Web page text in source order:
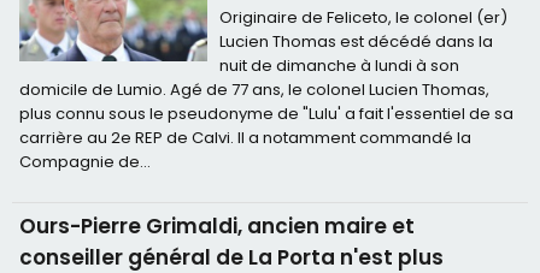
Originaire de Feliceto, le colonel (er)
Lucien Thomas est décédé dans la
nuit de dimanche à lundi à son
domicile de Lumio. Agé de 77 ans, le colonel Lucien Thomas,
plus connu sous le pseudonyme de "Lulu' a fait l'essentiel de sa
carrière au 2e REP de Calvi. Il a notamment commandé la
Compagnie de...
Ours-Pierre Grimaldi, ancien maire et
conseiller général de La Porta n'est plus